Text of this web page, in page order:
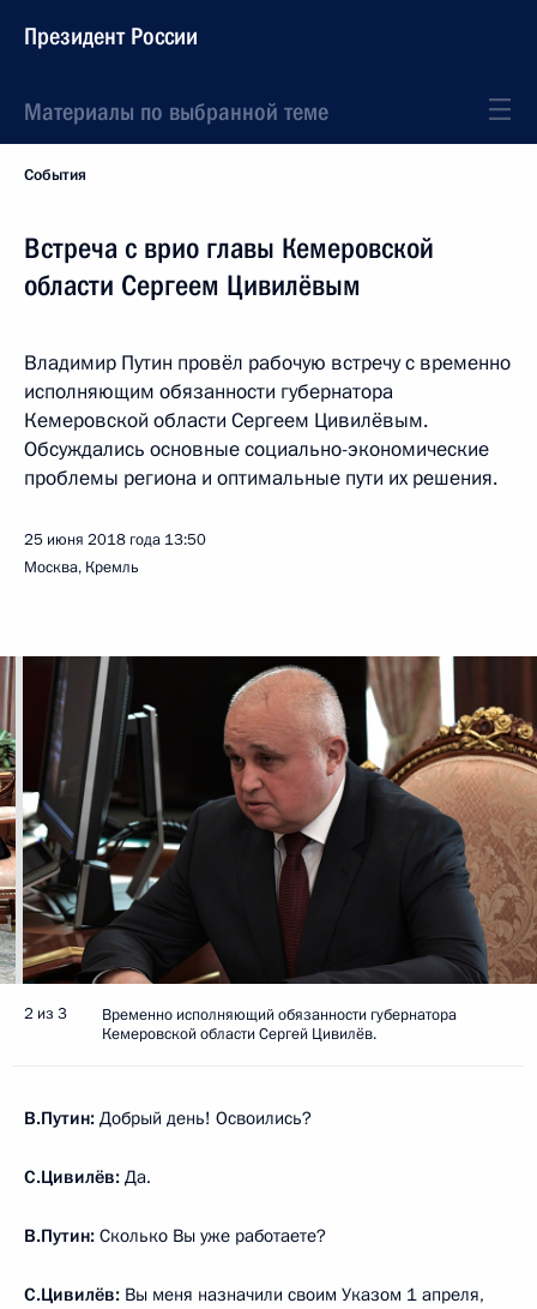
Президент России
Материалы по выбранной теме
События
Встреча с врио главы Кемеровской
области Сергеем Цивилёвым
Владимир Путин провёл рабочую встречу с временно
исполняющим обязанности губернатора
Кемеровской области Сергеем Цивилёвым.
Обсуждались основные социально-экономические
проблемы региона и оптимальные пути их решения.
25 июня 2018 года 13:50
Москва, Кремль
2 из 3
Временно исполняющий обязанности губернатора
Кемеровской области Сергей Цивилёв.
В.Путин: Добрый день! Освоились?
С.Цивилёв: Да.
В.Путин: Сколько Вы уже работаете?
С.Цивилёв: Вы меня назначили своим Указом 1 апреля,